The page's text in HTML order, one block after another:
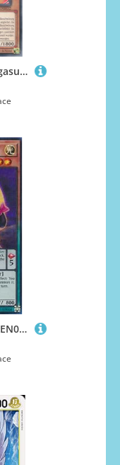
Feuerroter Feuerflügel-Pegasus ALIN-DE032 Common Deutsch Boosterfrisch 1. Auflage - Alliance Insight - mit ReCollectibles-Versandschutz - für Yu-Gi-Oh!
Lunalight Tiger (V.1) RA04-EN020 Super Rare Englisch Boosterfrisch 1. Auflage - Quarter Century Stampede - mit ReCollectibles-Versandschutz - für Yu-Gi-Oh!